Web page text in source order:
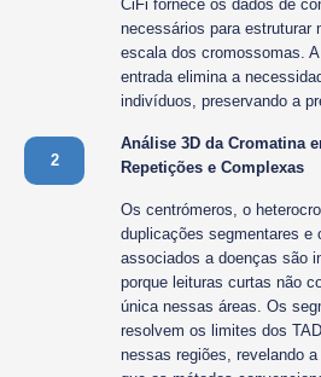
CiFi fornece os dados de
necessários para estruturar
escala dos cromossomas.
entrada elimina a
indivíduos, preservando a
2
Análise 3D da Cromatina
Repetições e Complexas
Os centrómeros, o
duplicações segmentares e
associados a doenças são
porque leituras curtas não
única nessas áreas. Os
resolvem os limites dos
nessas regiões, revelando